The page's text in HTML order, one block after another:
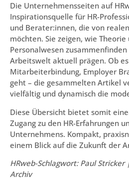
Die Unternehmensseiten auf
Inspirationsquelle für HR-
und Berater:innen, die von
möchten. Sie zeigen, wie Theorie
Personalwesen
Arbeitswelt aktuell prägen. Ob
Mitarbeiterbindung, Employer
geht – die gesammelten Artikel
vielfältig und dynamisch die
Diese Übersicht bietet somit
Zugang zu den HR-Erfahrungen
Unternehmens. Kompakt,
einem Blick auf die Zukunft der
HRweb-Schlagwort: Paul
Archiv